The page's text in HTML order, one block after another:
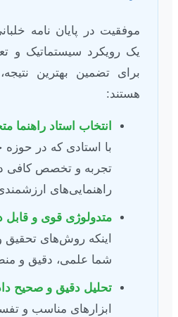
موفقیت در پایان نامه
یک رویکرد سیستماتیک و
برای تضمین بهترین
هستند:
انتخاب استاد
با استادی که در حوزه
تجربه و تخصص کافی
راهنمایی‌های
متدولوژی قوی و قابل
اینکه روش‌های تحقیق
شما علمی، دقیق و
تحلیل دقیق و صحیح
ابزارهای مناسب و